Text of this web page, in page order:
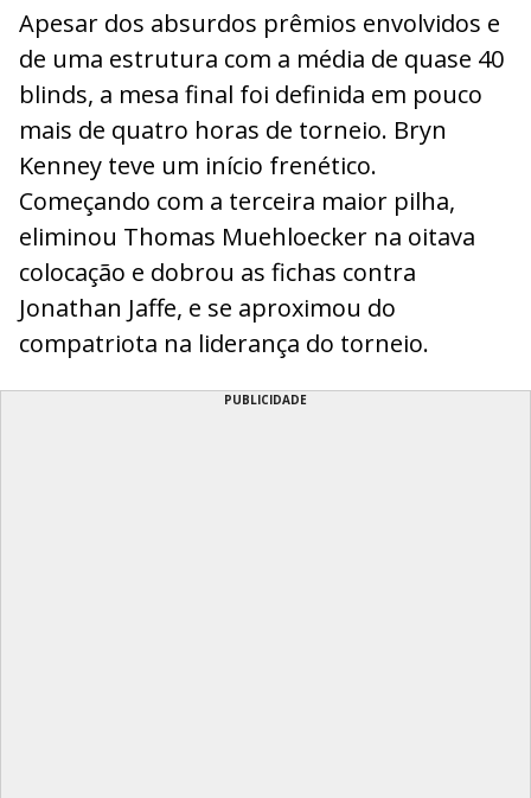
Apesar dos absurdos prêmios envolvidos e
de uma estrutura com a média de quase 40
blinds, a mesa final foi definida em pouco
mais de quatro horas de torneio. Bryn
Kenney teve um início frenético.
Começando com a terceira maior pilha,
eliminou Thomas Muehloecker na oitava
colocação e dobrou as fichas contra
Jonathan Jaffe, e se aproximou do
compatriota na liderança do torneio.
PUBLICIDADE